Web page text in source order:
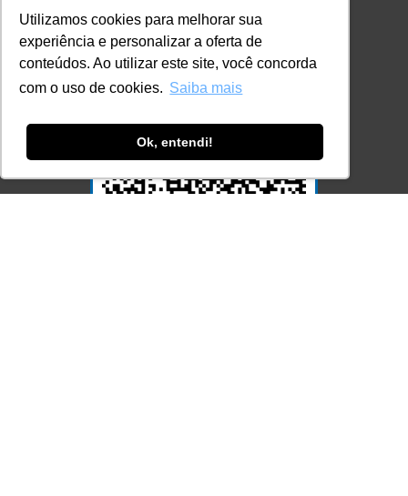
Utilizamos cookies para melhorar sua
experiência e personalizar a oferta de
conteúdos. Ao utilizar este site, você concorda
com o uso de cookies. Saiba mais
Ok, entendi!
Consulte aqui o cadastro da Instituição no
Sistema e-MEC